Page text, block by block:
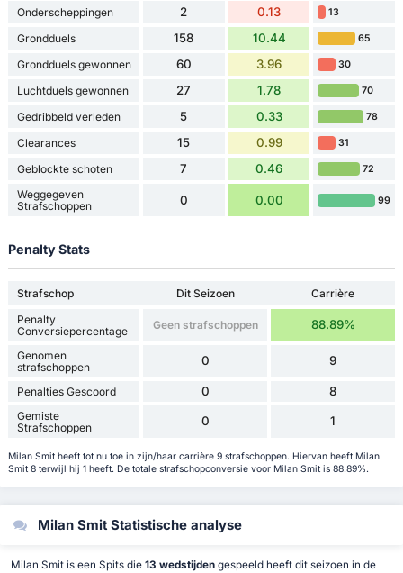
Onderscheppingen 2 0.13 13
Grondduels 158 10.44 65
Grondduels gewonnen 60 3.96 30
Luchtduels gewonnen 27 1.78 70
Gedribbeld verleden 5 0.33 78
Clearances 15 0.99 31
Geblockte schoten 7 0.46 72
Weggegeven
Strafschoppen
0 0.00 99
Penalty Stats
Strafschop Dit Seizoen
Carrière
Penalty
Conversiepercentage
Geen strafschoppen 88.89%
Genomen
strafschoppen
0 9
Penalties Gescoord 0 8
Gemiste
Strafschoppen
0 1
Milan Smit heeft tot nu toe in zijn/haar carrière 9 strafschoppen. Hiervan heeft Milan
Smit 8 terwijl hij 1 heeft. De totale strafschopconversie voor Milan Smit is 88.89%.
Milan Smit Statistische analyse
Milan Smit is een Spits die 13 wedstijdengespeeld heeft dit seizoen in de